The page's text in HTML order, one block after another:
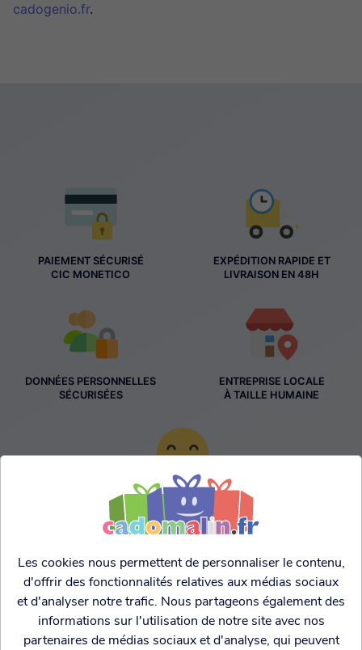
cadogenio.fr.
PAIEMENT SÉCURISÉ
CIC MONETICO
EXPÉDITION RAPIDE ET
LIVRAISON EN 48H
DONNÉES PERSONNELLES
SÉCURISÉES
ENTREPRISE LOCALE
À TAILLE HUMAINE
TARIFS AGRESSIFS &
FRANCO LEGER
Les cookies nous permettent de personnaliser le contenu,
d'offrir des fonctionnalités relatives aux médias sociaux
et d'analyser notre trafic. Nous partageons également des
informations sur l'utilisation de notre site avec nos
partenaires de médias sociaux et d'analyse, qui peuvent